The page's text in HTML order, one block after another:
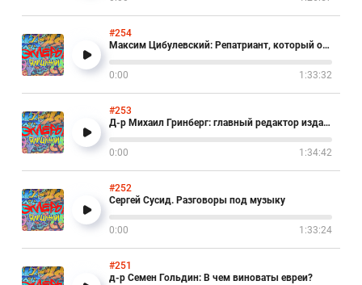
#254
Максим Цибулевский: Репатриант, который открыл пекарню в Израиле
0:00 1:33:32
#253
Д-р Михаил Гринберг: главный редактор издательства «Библиотека М. Гринберга»
0:00 1:34:42
#252
Сергей Сусид. Разговоры под музыку
0:00 1:33:24
#251
д-р Семен Гольдин: В чем виноваты евреи?